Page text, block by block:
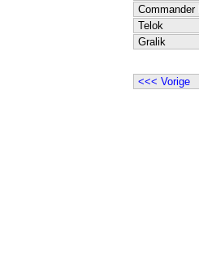
Commander
Telok
Gralik
<<< Vorige